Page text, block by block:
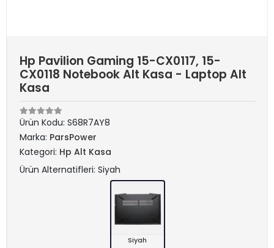
Hp Pavilion Gaming 15-CX0117, 15-
CX0118 Notebook Alt Kasa - Laptop Alt
Kasa
Ürün Kodu: S68R7AY8
Marka: ParsPower
Kategori: Hp Alt Kasa
Ürün Alternatifleri: Siyah
Siyah